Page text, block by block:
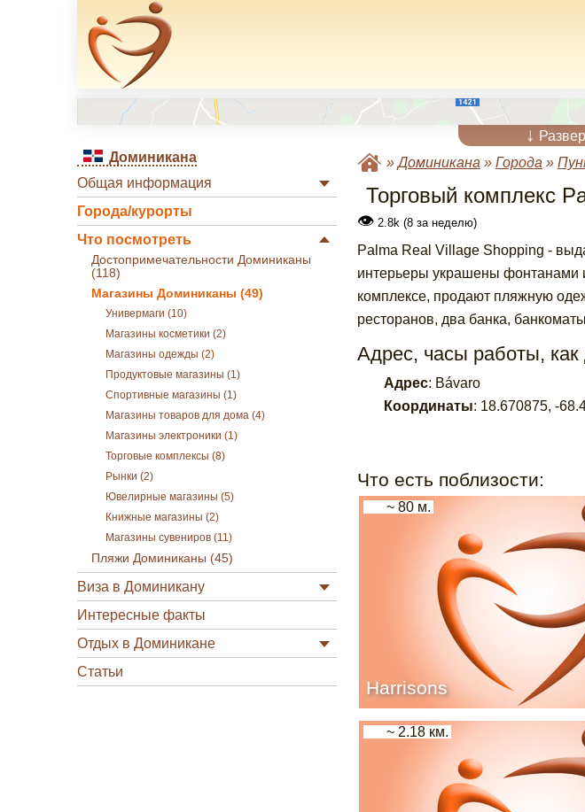
↓
Доминикана
Общая информация
Города/курорты
Что посмотреть
Достопримечательности Доминиканы
(118)
Магазины Доминиканы (49)
Универмаги (10)
Магазины косметики (2)
Магазины одежды (2)
Продуктовые магазины (1)
Спортивные магазины (1)
Магазины товаров для дома (4)
Магазины электроники (1)
Торговые комплексы (8)
Рынки (2)
Ювелирные магазины (5)
Книжные магазины (2)
Магазины сувениров (11)
Пляжи Доминиканы (45)
Виза в Доминикану
Интересные факты
Отдых в Доминикане
Статьи
»Доминикана » Города »
Торговый комплекс
👁2.8k (8 за неделю)
Palma Real Village Shopping -
интерьеры украшены фонтанами
комплексе, продают пляжную
ресторанов, два банка,
Адрес, часы работы, как
Адрес: Bávaro
Координаты: 18.670875, -
Что есть поблизости:
Harrisons
~ 80 м.
~ 2.18 км.